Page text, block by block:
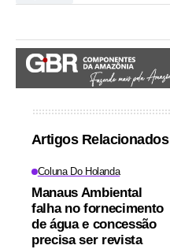
Artigos Relacionados
Coluna Do Holanda
Manaus Ambiental
falha no fornecimento
de água e concessão
precisa ser revista